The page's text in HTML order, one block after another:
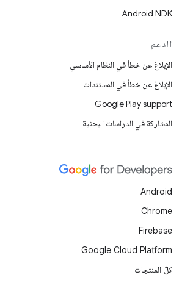
Android NDK
الدعم
الإبلاغ عن خطأ في النظام الأساسي
الإبلاغ عن خطأ في المستندات
Google Play support
المشاركة في الدراسات البحثية
Android
Chrome
Firebase
Google Cloud Platform
كلّ المنتجات